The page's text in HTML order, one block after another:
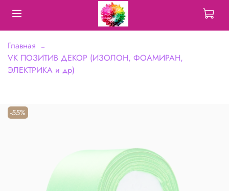
Главная
VK ПОЗИТИВ ДЕКОР (ИЗОЛОН, ФОАМИРАН,
ЭЛЕКТРИКА и др)
-55%